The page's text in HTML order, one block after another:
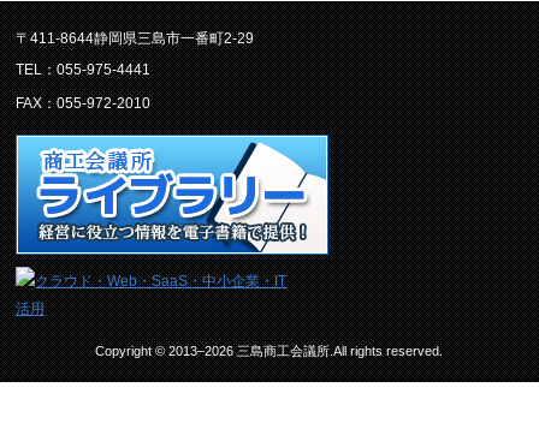
〒411-8644静岡県三島市一番町2-29
TEL：055-975-4441
FAX：055-972-2010
Copyright © 2013–2026 三島商工会議所.All rights reserved.